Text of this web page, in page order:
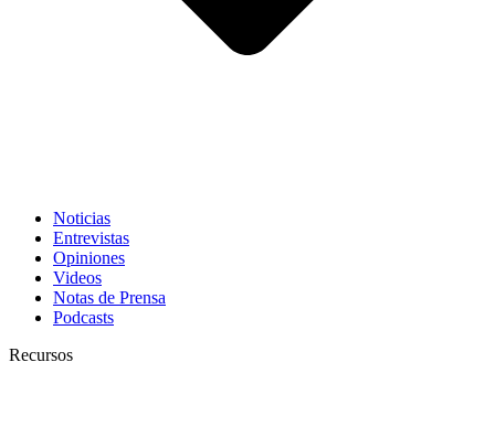
Noticias
Entrevistas
Opiniones
Videos
Notas de Prensa
Podcasts
Recursos